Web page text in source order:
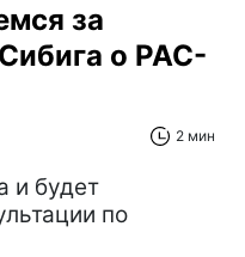
за
о PAC-
2 мин
и будет
по